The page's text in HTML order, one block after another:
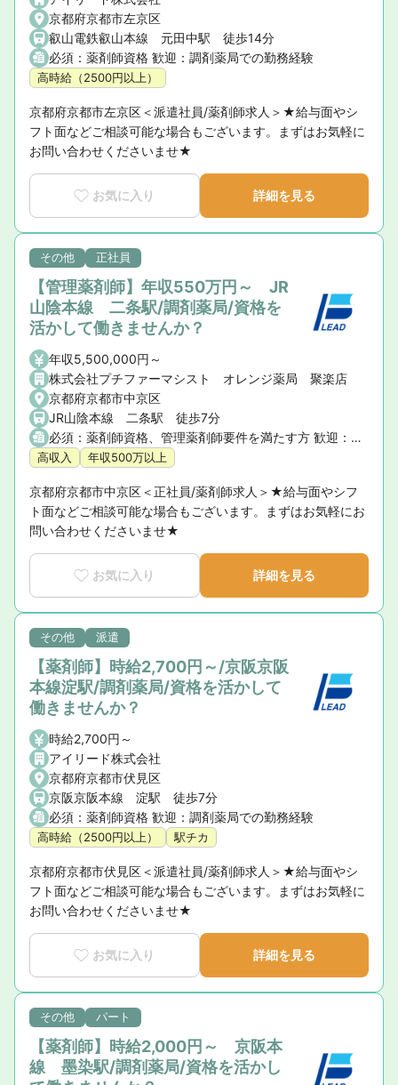
京都府京都市左京区
叡山電鉄叡山本線 元田中駅 徒歩14分
必須：薬剤師資格 歓迎：調剤薬局での勤務経験
高時給（2500円以上）
京都府京都市左京区＜派遣社員/薬剤師求人＞★給与面やシ
フト面などご相談可能な場合もございます。まずはお気軽に
お問い合わせくださいませ★
お気に入り 詳細を見る
その他 正社員
【管理薬剤師】年収550万円～ JR
山陰本線 二条駅/調剤薬局/資格を
活かして働きませんか？
年収5,500,000円～
株式会社プチファーマシスト オレンジ薬局 聚楽店
京都府京都市中京区
JR山陰本線 二条駅 徒歩7分
必須：薬剤師資格、管理薬剤師要件を満たす方 歓迎：調剤薬局での勤務経験
高収入 年収500万以上
京都府京都市中京区＜正社員/薬剤師求人＞★給与面やシフ
ト面などご相談可能な場合もございます。まずはお気軽にお
問い合わせくださいませ★
お気に入り 詳細を見る
その他 派遣
【薬剤師】時給2,700円～/京阪京阪
本線淀駅/調剤薬局/資格を活かして
働きませんか？
時給2,700円～
アイリード株式会社
京都府京都市伏見区
京阪京阪本線 淀駅 徒歩7分
必須：薬剤師資格 歓迎：調剤薬局での勤務経験
高時給（2500円以上） 駅チカ
京都府京都市伏見区＜派遣社員/薬剤師求人＞★給与面やシ
フト面などご相談可能な場合もございます。まずはお気軽に
お問い合わせくださいませ★
お気に入り 詳細を見る
その他 パート
【薬剤師】時給2,000円～ 京阪本
線 墨染駅/調剤薬局/資格を活かし